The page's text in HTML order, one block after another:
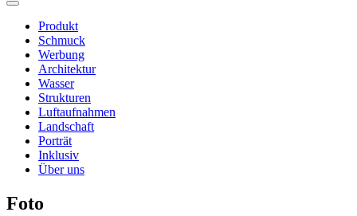
Produkt
Schmuck
Werbung
Architektur
Wasser
Strukturen
Luftaufnahmen
Landschaft
Porträt
Inklusiv
Über uns
Foto